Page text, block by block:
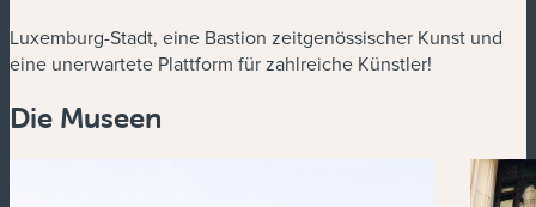
Luxemburg-Stadt, eine Bastion zeitgenössischer Kunst und
eine unerwartete Plattform für zahlreiche Künstler!
Die Museen